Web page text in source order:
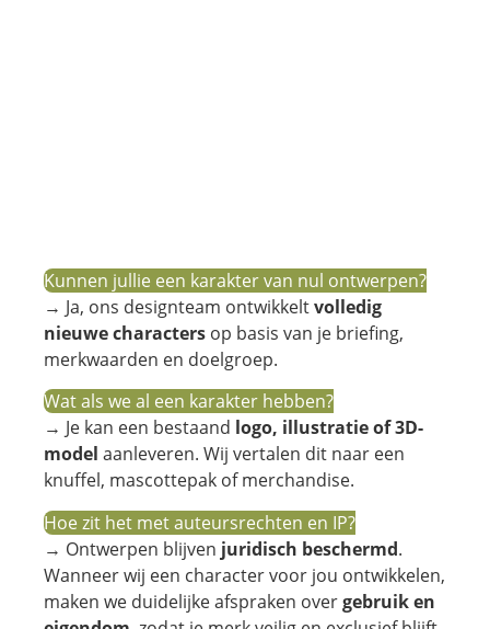
Kunnen jullie een karakter van nul ontwerpen?
→ Ja, ons designteam ontwikkeltvolledig
nieuwe characters op basis van je briefing,
merkwaarden en doelgroep.
Wat als we al een karakter hebben?
→ Je kan een bestaand logo, illustratie of 3D-
model aanleveren. Wij vertalen dit naar een
knuffel, mascottepak of merchandise.
Hoe zit het met auteursrechten en IP?
→ Ontwerpen blijven juridisch beschermd.
Wanneer wij een character voor jou ontwikkelen,
maken we duidelijke afspraken overgebruik en